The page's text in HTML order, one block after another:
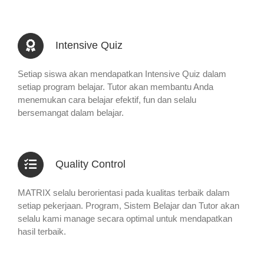
Intensive Quiz
Setiap siswa akan mendapatkan Intensive Quiz dalam
setiap program belajar. Tutor akan membantu Anda
menemukan cara belajar efektif, fun dan selalu
bersemangat dalam belajar.
Quality Control
MATRIX selalu berorientasi pada kualitas terbaik dalam
setiap pekerjaan. Program, Sistem Belajar dan Tutor akan
selalu kami manage secara optimal untuk mendapatkan
hasil terbaik.